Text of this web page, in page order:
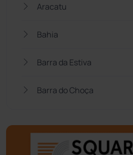
Aracatu
Bahia
Barra da Estiva
Barra do Choça
Bom Jesus da Lapa